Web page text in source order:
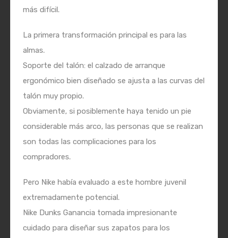
más difícil.
La primera transformación principal es para las
almas.
Soporte del talón: el calzado de arranque
ergonómico bien diseñado se ajusta a las curvas del
talón muy propio.
Obviamente, si posiblemente haya tenido un pie
considerable más arco, las personas que se realizan
son todas las complicaciones para los
compradores.
Pero Nike había evaluado a este hombre juvenil
extremadamente potencial.
Nike Dunks Ganancia tomada impresionante
cuidado para diseñar sus zapatos para los